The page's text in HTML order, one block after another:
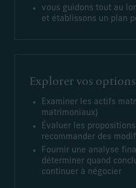
vous guidons tout au
et établissons un plan
Explorer vos options
Examiner les actifs
matrimoniaux)
Évaluer les
recommander des
Fournir une analyse
déterminer quand
continuer à négocier